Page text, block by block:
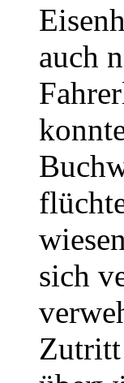
auch
sich
Zutritt